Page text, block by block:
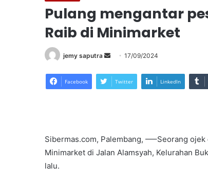
Pulang mengantar
Raib di Minimarket
jemy saputra
Send
email
17/09/2024
Facebook Twitter LinkedIn
Sibermas.com, Palembang, —–Seorang
Minimarket di Jalan Alamsyah, Kelurahan
lalu.